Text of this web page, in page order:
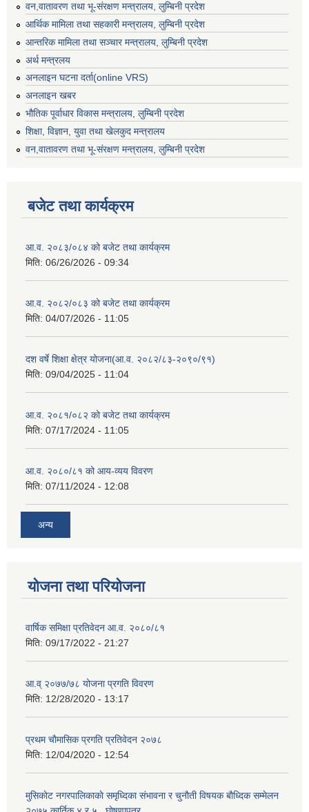
वन,वातावरण तथा भू-संरक्षण मन्त्रालय, लुम्बिनी प्रदेश
आर्थिक मामिला तथा सहकारी मन्त्रालय, लुम्बिनी प्रदेश
आन्तरिक मामिला तथा सञ्चार मन्त्रालय, लुम्बिनी प्रदेश
अर्थ मन्त्रलय
अनलाइन घटना दर्ता(online VRS)
अनलाइन खबर
भौतिक पूर्वाधार विकास मन्त्रालय, लुम्बिनी प्रदेश
शिक्षा, विज्ञान, युवा तथा खेलकुद मन्‍‍त्रालय
वन,वातावरण तथा भू-संरक्षण मन्त्रालय, लुम्बिनी प्रदेश
बजेट तथा कार्यक्रम
आ.व. २०८३/०८४ को बजेट तथा कार्यक्रम
मिति: 06/26/2026 - 09:34
आ.व. २०८२/०८३ को बजेट तथा कार्यक्रम
मिति: 04/07/2026 - 11:05
दश वर्षे शिक्षा क्षेत्र योजना(आ.व. २०८२/८३-२०९०/९१)
मिति: 09/04/2025 - 11:04
आ.व. २०८१/०८२ को बजेट तथा कार्यक्रम
मिति: 07/17/2024 - 11:05
आ.व. २०८०/८१ को आय-व्यय विवरण
मिति: 07/11/2024 - 12:08
अन्य
योजना तथा परियोजना
वार्षिक समिक्षा प्रतिवेदन आ.व. २०८०/८१
मिति: 09/17/2022 - 21:27
आ.व् २०७७/७८ योजना प्रगति विवरण
मिति: 12/28/2020 - 13:17
प्रथम चाैमासिक प्रगति प्रतिवेदन २०७८
मिति: 12/04/2020 - 12:54
मुसिकाेट नगरपालिकाकाे समृध्दिका संभावना र चुनाैती विषयक बाैध्दिक सम्मेलन